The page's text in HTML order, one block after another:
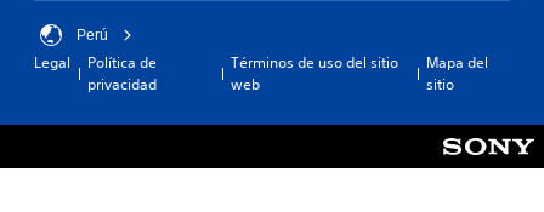
Perú
Legal
Política de
privacidad
Términos de uso del sitio
web
Mapa del
sitio